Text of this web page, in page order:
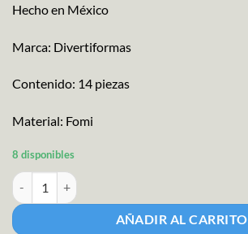
Hecho en México
Marca: Divertiformas
Contenido: 14 piezas
Material: Fomi
8 disponibles
Fig Fomi Fruta/Verdura cantidad
AÑADIR AL CARRITO